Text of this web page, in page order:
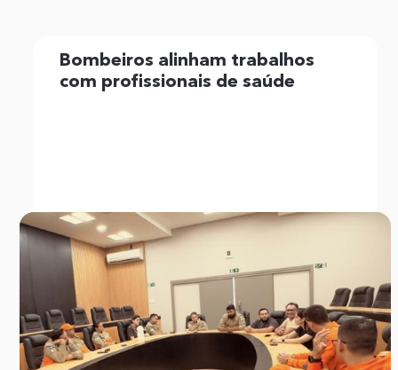
Bombeiros alinham trabalhos
com profissionais de saúde